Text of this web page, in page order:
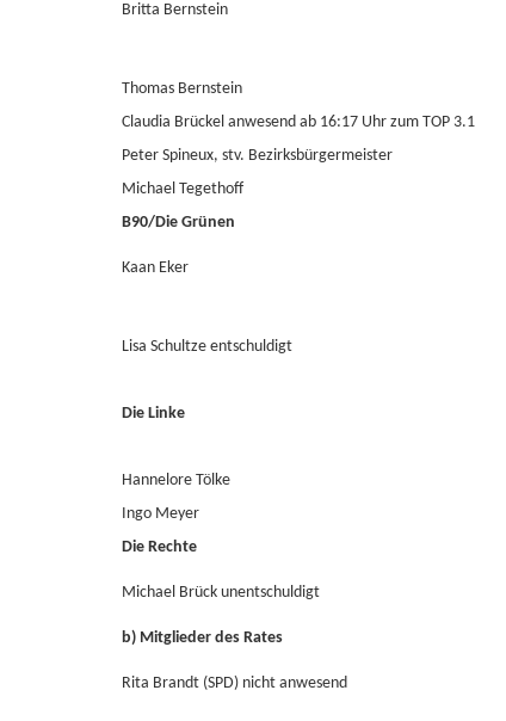
Britta Bernstein
Thomas Bernstein
Claudia Brückel anwesend ab 16:17 Uhr zum TOP 3.1
Peter Spineux, stv. Bezirksbürgermeister
Michael Tegethoff
B90/Die Grünen
Kaan Eker
Lisa Schultze entschuldigt
Die Linke
Hannelore Tölke
Ingo Meyer
Die Rechte
Michael Brück unentschuldigt
b) Mitglieder des Rates
Rita Brandt (SPD) nicht anwesend